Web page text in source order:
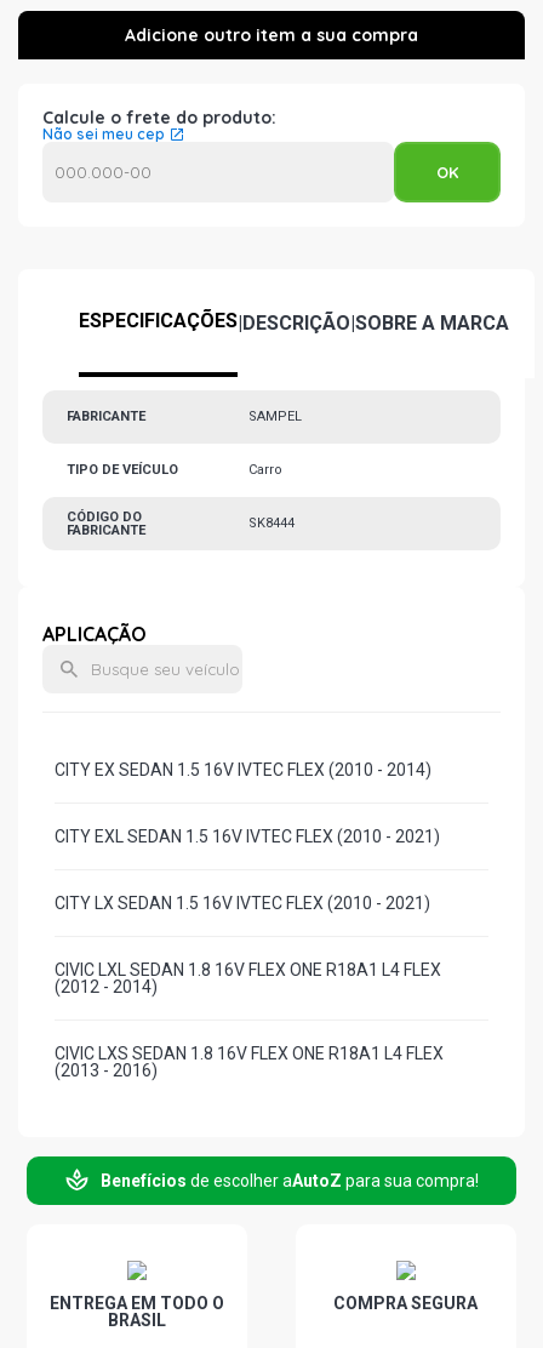
Calcule o frete do produto:
Não sei meu cep
ESPECIFICAÇÕES|DESCRIÇÃO|SOBRE A MARCA
FABRICANTE SAMPEL
TIPO DE VEÍCULO Carro
CÓDIGO DO
FABRICANTE
SK8444
APLICAÇÃO
CITY EX SEDAN 1.5 16V IVTEC FLEX (2010 - 2014)
CITY EXL SEDAN 1.5 16V IVTEC FLEX (2010 - 2021)
CITY LX SEDAN 1.5 16V IVTEC FLEX (2010 - 2021)
CIVIC LXL SEDAN 1.8 16V FLEX ONE R18A1 L4 FLEX
(2012 - 2014)
CIVIC LXS SEDAN 1.8 16V FLEX ONE R18A1 L4 FLEX
(2013 - 2016)
FIT LX HATCH 1.4 16V FLEX FLEX (2009 - 2014)
FIT EX HATCH 1.5 16V IVTEC FLEX (2009 - 2014)
Benefícios de escolher aAutoZ para sua compra!
ENTREGA EM TODO O
BRASIL
COMPRA SEGURA